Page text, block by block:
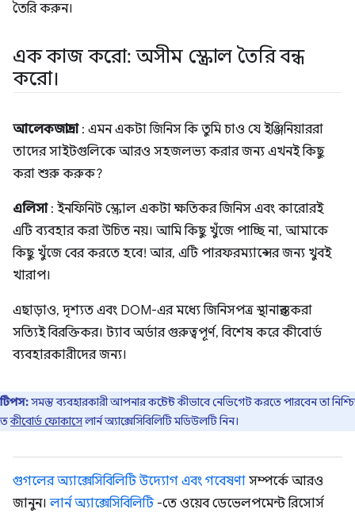
তৈরি করুন।
এক কাজ করো: অসীম স্ক্রোল তৈরি বন্ধ
করো।
আলেকজান্দ্রা: এমন একটা জিনিস কি তুমি চাও যে ইঞ্জিনিয়াররা
তাদের সাইটগুলিকে আরও সহজলভ্য করার জন্য এখনই কিছু
করা শুরু করুক?
এলিসা: ইনফিনিট স্ক্রোল একটা ক্ষতিকর জিনিস এবং কারোরই
এটি ব্যবহার করা উচিত নয়। আমি কিছু খুঁজে পাচ্ছি না, আমাকে
কিছু খুঁজে বের করতে হবে! আর, এটি পারফরম্যান্সের জন্য খুবই
খারাপ।
এছাড়াও, দৃশ্যত এবং DOM-এর মধ্যে জিনিসপত্র স্থানান্তর করা
সত্যিই বিরক্তিকর। ট্যাব অর্ডার গুরুত্বপূর্ণ, বিশেষ করে কীবোর্ড
ব্যবহারকারীদের জন্য।
টিপস:সমস্ত ব্যবহারকারী আপনার কন্টেন্ট কীভাবে নেভিগেট করতে পারবেন তা
কীবোর্ড ফোকাসেলার্ন অ্যাক্সেসিবিলিটি মডিউলটি নিন।
গুগলের অ্যাক্সেসিবিলিটি উদ্যোগ এবং গবেষণা সম্পর্কে আরও
জানুন।লার্ন অ্যাক্সেসিবিলিটি-তে ওয়েব ডেভেলপমেন্ট রিসোর্স